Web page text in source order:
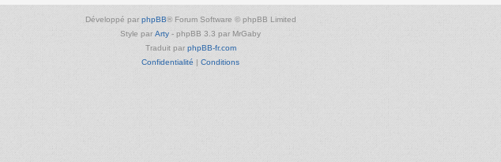
Développé par phpBB® Forum Software © phpBB Limited
Style par Arty - phpBB 3.3 par MrGaby
Traduit par phpBB-fr.com
Confidentialité | Conditions